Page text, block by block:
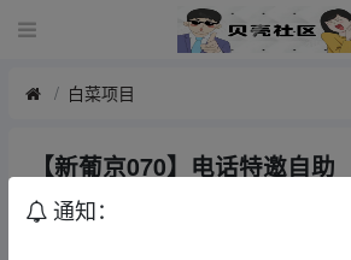
白菜项目
【新葡京070】电话特邀自助
知了
通知：